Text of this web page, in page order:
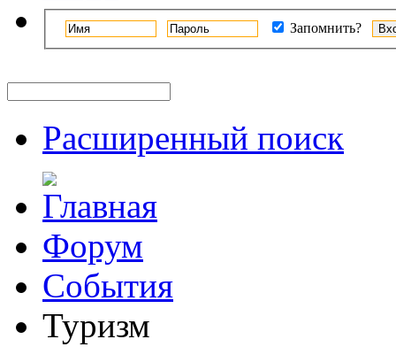
Запомнить?
Расширенный поиск
Форум
События
Туризм